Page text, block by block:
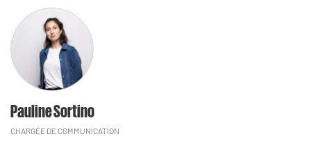
Pauline Sortino
CHARGÉE DE COMMUNICATION